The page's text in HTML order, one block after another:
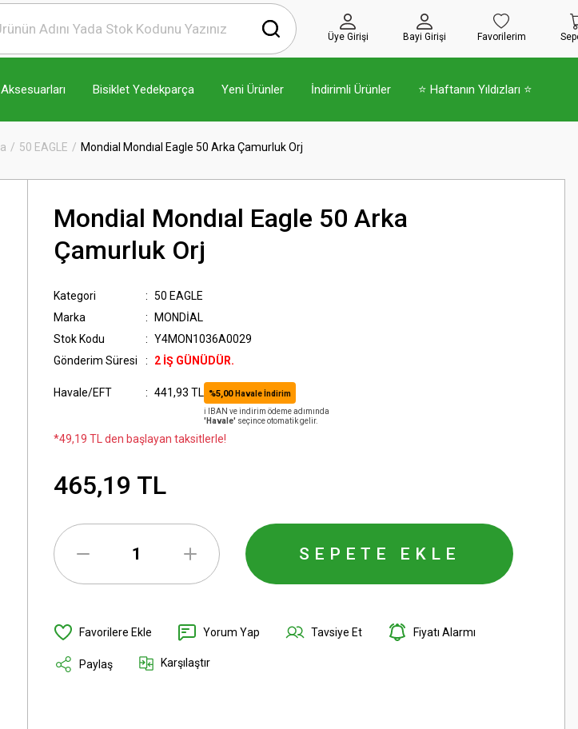
Üye Girişi Bayi Girişi Favorilerim
Bisiklet Yedekparça Yeni Ürünler İndirimli Ürünler ⭐ Haftanın Yıldızları ⭐
50 EAGLE Mondial Mondıal Eagle 50 Arka Çamurluk Orj
Mondial Mondıal Eagle 50 Arka
Çamurluk Orj
Kategori
50 EAGLE
Marka
MONDİAL
Stok Kodu
Y4MON1036A0029
Gönderim Süresi
2 İŞ GÜNÜDÜR.
Havale/EFT 441,93 TL %5,00 Havale İndirim
ℹ️ IBAN ve indirim ödeme adımında
'Havale' seçince otomatik gelir.
*49,19 TL den başlayan taksitlerle!
465,19 TL
SEPETE EKLE
Yorum Yap Tavsiye Et Fiyatı Alarmı
Paylaş Karşılaştır